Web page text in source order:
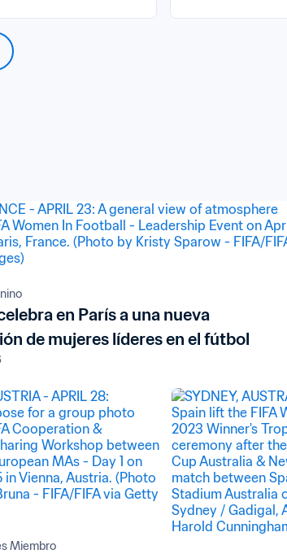
en París a una nueva
de mujeres líderes en el fútbol
Miembro